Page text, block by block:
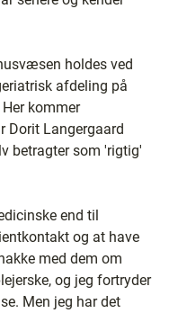
holdes ved
afdeling på
kommer
Dorit Langergaard
betragter som 'rigtig'
end til
og at have
med dem om
og jeg fortryder
Men jeg har det